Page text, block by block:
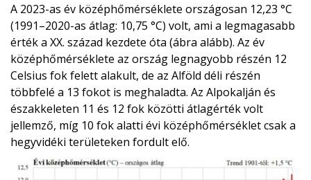
A 2023-as év középhőmérséklete országosan 12,23 °C
(1991–2020-as átlag: 10,75 °C) volt, ami a legmagasabb
érték a XX. század kezdete óta (ábra alább). Az év
középhőmérséklete az ország legnagyobb részén 12
Celsius fok felett alakult, de az Alföld déli részén
többfelé a 13 fokot is meghaladta. Az Alpokalján és
északkeleten 11 és 12 fok közötti átlagérték volt
jellemző, míg 10 fok alatti évi középhőmérséklet csak a
hegyvidéki területeken fordult elő.